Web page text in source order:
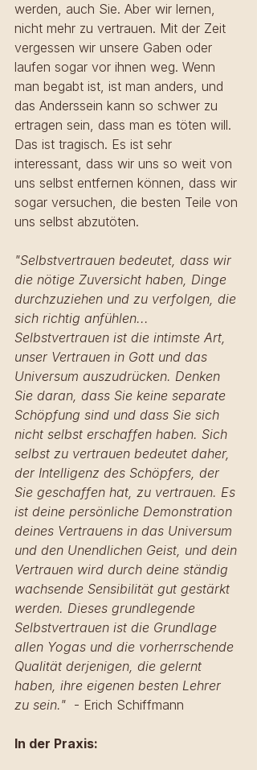
werden, auch Sie. Aber wir lernen,
nicht mehr zu vertrauen. Mit der Zeit
vergessen wir unsere Gaben oder
laufen sogar vor ihnen weg. Wenn
man begabt ist, ist man anders, und
das Anderssein kann so schwer zu
ertragen sein, dass man es töten will.
Das ist tragisch. Es ist sehr
interessant, dass wir uns so weit von
uns selbst entfernen können, dass wir
sogar versuchen, die besten Teile von
uns selbst abzutöten.
"Selbstvertrauen bedeutet, dass wir
die nötige Zuversicht haben, Dinge
durchzuziehen und zu verfolgen, die
sich richtig anfühlen...
Selbstvertrauen ist die intimste Art,
unser Vertrauen in Gott und das
Universum auszudrücken. Denken
Sie daran, dass Sie keine separate
Schöpfung sind und dass Sie sich
nicht selbst erschaffen haben. Sich
selbst zu vertrauen bedeutet daher,
der Intelligenz des Schöpfers, der
Sie geschaffen hat, zu vertrauen. Es
ist deine persönliche Demonstration
deines Vertrauens in das Universum
und den Unendlichen Geist, und dein
Vertrauen wird durch deine ständig
wachsende Sensibilität gut gestärkt
werden. Dieses grundlegende
Selbstvertrauen ist die Grundlage
allen Yogas und die vorherrschende
Qualität derjenigen, die gelernt
haben, ihre eigenen besten Lehrer
zu sein."
  - Erich Schiffmann
In der Praxis: